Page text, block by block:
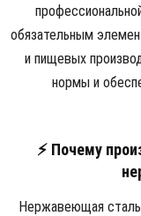
обязательным
и пищевых
нормы и
⚡ Почему
Нержавеющая сталь